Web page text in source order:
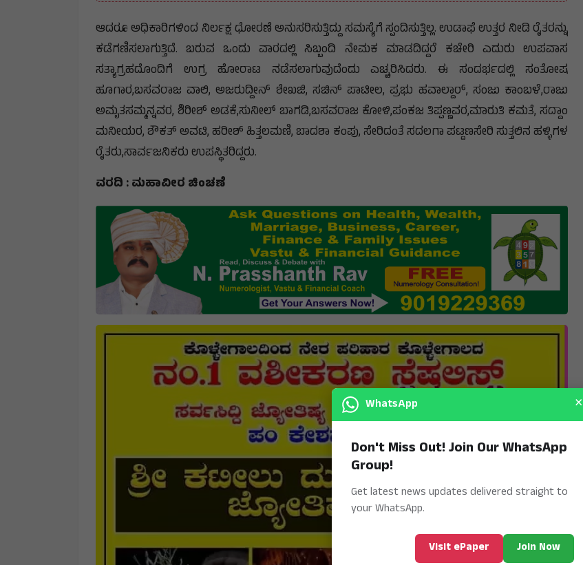
ಆದರೂ ಅಧಿಕಾರಿಗಳಿಂದ ನಿರ್ಲಕ್ಷ ಧೋರಣೆ ಅನುಸರಿಸುತ್ತಿದ್ದು ಸಮಸ್ಯೆಗೆ ಸ್ಪಂದಿಸುತ್ತಿಲ್ಲ. ಉಡಾಫೆ ಉತ್ತರ ನೀಡಿ ರೈತರನ್ನು
ಕಡೆಗಣಿಸಲಾಗುತ್ತಿದೆ. ಬರುವ ಒಂದು ವಾರದಲ್ಲಿ ಸಿಬ್ಬಂದಿ ನೇಮಕ ಮಾಡದಿದ್ದರೆ ಕಚೇರಿ ಎದುರು ಉಪವಾಸ
ಸತ್ಯಾಗ್ರಹದೊಂದಿಗೆ ಉಗ್ರ ಹೋರಾಟ ನಡೆಸಲಾಗುವುದೆಂದು ಎಚ್ಚರಿಸಿದರು. ಈ ಸಂದರ್ಭದಲ್ಲಿ ಸಂತೋಷ
ಹೂಗಾರ,ಬಸವರಾಜ ವಾಲಿ, ಅಜರುದ್ದೀನ್ ಶೇಖಜಿ, ಸಚಿನ್ ಪಾಟೀಲ, ಪ್ರಭು ಹವಾಲ್ದಾರ್, ಸಂಜು ಕಾಂಬಳೆ,ರಾಜು
ಅಮೃತಸಮ್ಮನ್ನವರ, ಶಿರೀಶ್ ಅಡಕೆ,ಸುನೀಲ್ ಬಾಗಡಿ,ಬಸವರಾಜ ಕೋಳಿ,ಪಂಕಜ ತಿಪ್ಪಣ್ಣವರ,ಮಾರುತಿ ಕಮತೆ, ಸದ್ದಾಂ
ಮನೀಯರ, ಶೌಕತ್ ಅವಟಿ, ಹರೀಶ್ ಹಿತ್ತಲಮಣಿ, ಬಾದಶಾ ಕಂಪು, ಸೇರಿದಂತೆ ಸದಲಗಾ ಪಟ್ಟಣಸೇರಿ ಸುತ್ತಲಿನ ಹಳ್ಳಿಗಳ
ರೈತರು,ಸಾರ್ವಜನಿಕರು ಉಪಸ್ಥಿತರಿದ್ದರು.
ವರದಿ : ಮಹಾವೀರ ಚಿಂಚಣೆ
WhatsApp ×
Don't Miss Out! Join Our WhatsApp
Group!
Get latest news updates delivered straight to
your WhatsApp.
Visit ePaper Join Now